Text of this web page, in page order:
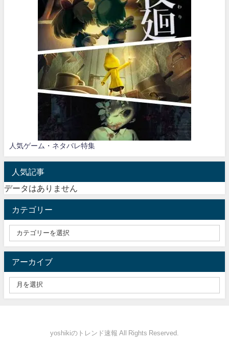
人気ゲーム・ネタバレ特集
人気記事
データはありません
カテゴリー
アーカイブ
yoshikiのトレンド速報 All Rights Reserved.